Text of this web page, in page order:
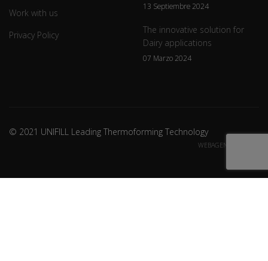
Work with us
Privacy Policy
13 Septiembre 2024
The innovative solution for
Dairy applications
07 Marzo 2024
© 2021 UNIFILL Leading Thermoforming Technology
WEBAGENCY CREDITS